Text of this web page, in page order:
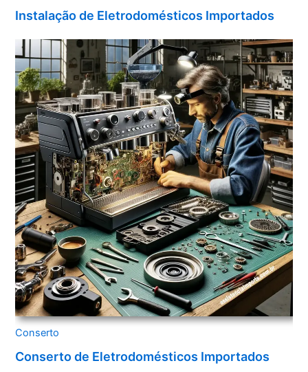
Instalação de Eletrodomésticos Importados
Conserto
Conserto de Eletrodomésticos Importados